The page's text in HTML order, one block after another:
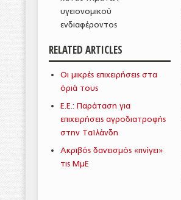
υγειονομικού
ενδιαφέροντος
RELATED ARTICLES
Οι μικρές επιχειρήσεις στα
όριά τους
Ε.Ε.: Παράταση για
επιχειρήσεις αγροδιατροφής
στην Ταϊλάνδη
Ακριβός δανεισμός «πνίγει»
τις ΜμΕ